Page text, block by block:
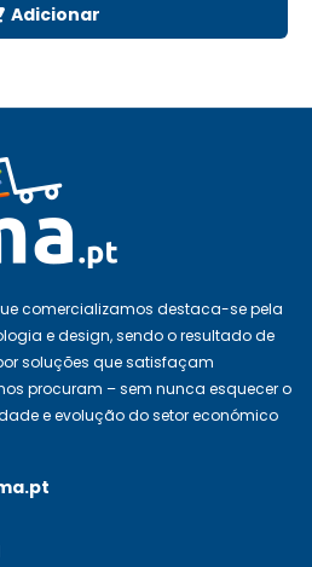
Adicionar
comercializamos destaca-se pela
e design, sendo o resultado de
soluções que satisfaçam
procuram – sem nunca esquecer o
e evolução do setor económico